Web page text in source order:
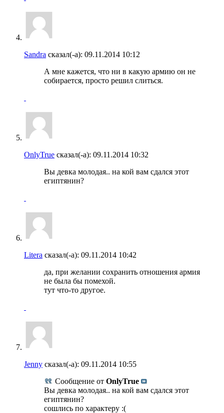
Sandra сказал(-а): 09.11.2014 10:12
А мне кажется, что ни в какую армию он не
собирается, просто решил слиться.
OnlyTrue сказал(-а): 09.11.2014 10:32
Вы девка молодая.. на кой вам сдался этот
египтянин?
Litera сказал(-а): 09.11.2014 10:42
да, при желании сохранить отношения армия
не была бы помехой.
тут что-то другое.
Jenny сказал(-а): 09.11.2014 10:55
Сообщение от OnlyTrue
Вы девка молодая.. на кой вам сдался этот
египтянин?
сошлись по характеру :(